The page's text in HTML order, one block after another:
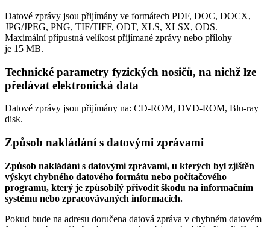
Datové zprávy jsou přijímány ve formátech PDF, DOC, DOCX,
JPG/JPEG, PNG, TIF/TIFF, ODT, XLS, XLSX, ODS.
Maximální přípustná velikost přijímané zprávy nebo přílohy
je 15 MB.
Technické parametry fyzických nosičů, na nichž lze
předávat elektronická data
Datové zprávy jsou přijímány na: CD-ROM, DVD-ROM, Blu-ray
disk.
Způsob nakládání s datovými zprávami
Způsob nakládání s datovými zprávami, u kterých byl zjištěn
výskyt chybného datového formátu nebo počítačového
programu, který je způsobilý přivodit škodu na informačním
systému nebo zpracovávaných informacích.
Pokud bude na adresu doručena datová zpráva v chybném datovém